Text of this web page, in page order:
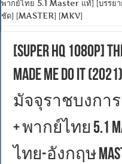
พากย์ไทย 5.1 Master แท้] [บรรย
ชัด] [MASTER] [MKV]
[Super HQ 1080p]
Made Me Do It
มัจจุราชบงการ [
+ พากย์ไทย 5.1
ไทย-อังกฤษ